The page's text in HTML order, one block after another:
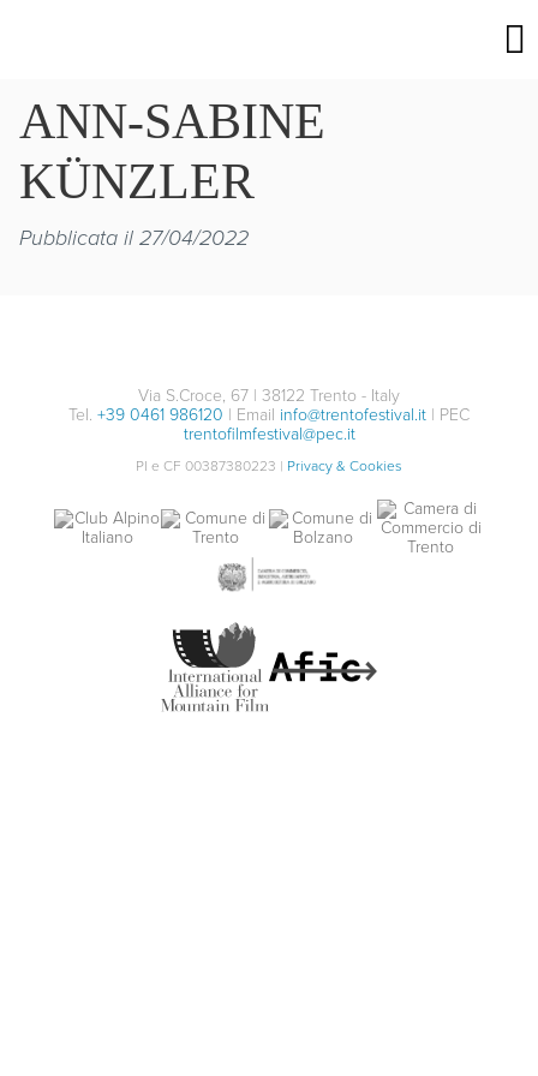
ANN-SABINE
KÜNZLER
Pubblicata il 27/04/2022
Via S.Croce, 67 | 38122 Trento - Italy
Tel. +39 0461 986120 | Email info@trentofestival.it | PEC
trentofilmfestival@pec.it
PI e CF 00387380223 | Privacy & Cookies